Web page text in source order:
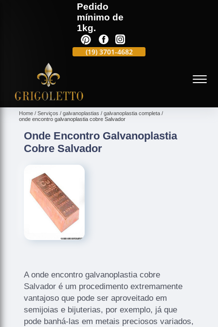
Pedido
mínimo de
1kg.
(19) 3701-4682 (19)
Home Serviços galvanoplastias
galvanoplastia completa
onde encontro galvanoplastia cobre Salvador
Onde Encontro Galvanoplastia
Cobre Salvador
A onde encontro galvanoplastia cobre
Salvador é um procedimento extremamente
vantajoso que pode ser aproveitado em
semijoias e bijuterias, por exemplo, já que
pode banhá-las em metais preciosos variados,